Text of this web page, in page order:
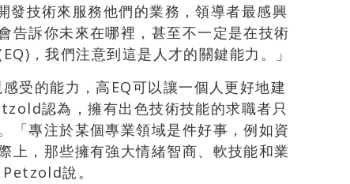
技術來服務他們的業務，領導者最感興
告訴你未來在哪裡，甚至不一定是在技術
，我們注意到這是人才的關鍵能力。」
受的能力，高EQ可以讓一個人更好地建
認為，擁有出色技術技能的求職者只
「專注於某個專業領域是件好事，例如資
上，那些擁有強大情緒智商、軟技能和業
說。